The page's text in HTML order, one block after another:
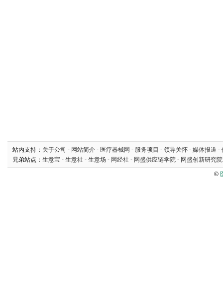
站内支持： 关于公司 - 网站简介 - 医疗器械网 - 服务项目 - 领导关怀 - 媒体报道 -
兄弟站点： 生意宝 - 生意社 - 生意场 - 网经社 - 网盛供应链学院 - 网盛创新研究院
©